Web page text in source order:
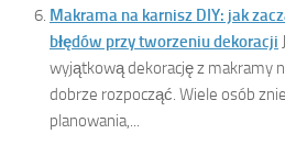
Makrama na karnisz DIY: jak
błędów przy tworzeniu dekoracji
wyjątkową dekorację z makramy
dobrze rozpocząć. Wiele osób
planowania,...